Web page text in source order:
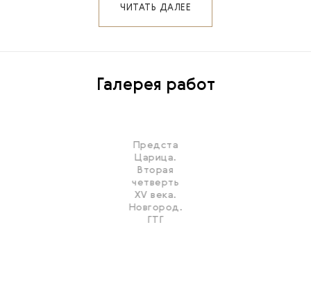
ЧИТАТЬ ДАЛЕЕ
Галерея работ
Предста
Царица.
Вторая
четверть
XV века.
Новгород.
ГТГ